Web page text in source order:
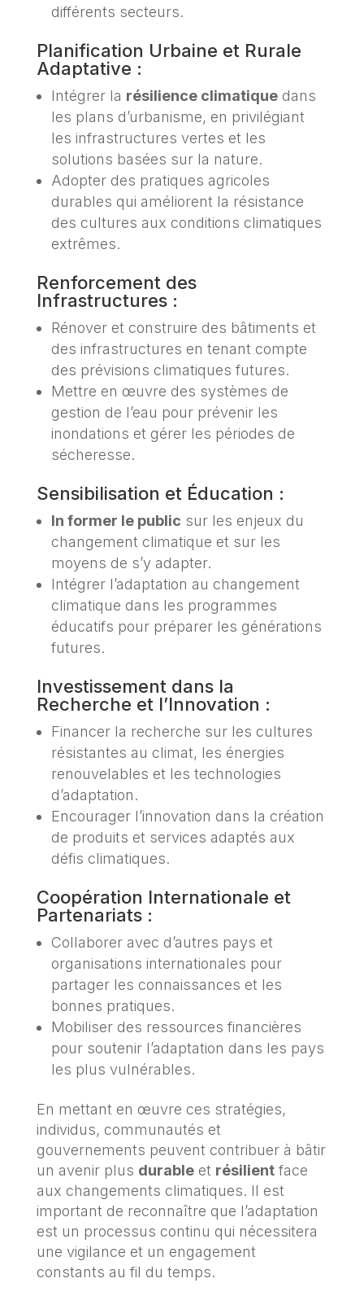
différents secteurs.
Planification Urbaine et Rurale
Adaptative :
Intégrer la résilience climatiquedans
les plans d’urbanisme, en privilégiant
les infrastructures vertes et les
solutions basées sur la nature.
Adopter des pratiques agricoles
durables qui améliorent la résistance
des cultures aux conditions climatiques
extrêmes.
Renforcement des
Infrastructures :
Rénover et construire des bâtiments et
des infrastructures en tenant compte
des prévisions climatiques futures.
Mettre en œuvre des systèmes de
gestion de l’eau pour prévenir les
inondations et gérer les périodes de
sécheresse.
Sensibilisation et Éducation :
In former le public sur les enjeux du
changement climatique et sur les
moyens de s’y adapter.
Intégrer l’adaptation au changement
climatique dans les programmes
éducatifs pour préparer les générations
futures.
Investissement dans la
Recherche et l’Innovation :
Financer la recherche sur les cultures
résistantes au climat, les énergies
renouvelables et les technologies
d’adaptation.
Encourager l’innovation dans la création
de produits et services adaptés aux
défis climatiques.
Coopération Internationale et
Partenariats :
Collaborer avec d’autres pays et
organisations internationales pour
partager les connaissances et les
bonnes pratiques.
Mobiliser des ressources financières
pour soutenir l’adaptation dans les pays
les plus vulnérables.
En mettant en œuvre ces stratégies,
individus, communautés et
gouvernements peuvent contribuer à bâtir
un avenir plus durableet résilientface
aux changements climatiques. Il est
important de reconnaître que l’adaptation
est un processus continu qui nécessitera
une vigilance et un engagement
constants au fil du temps.